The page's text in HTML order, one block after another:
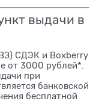
выдачи в
СДЭК и Boxberry
от 3000 рублей*.
при
банковской
бесплатной